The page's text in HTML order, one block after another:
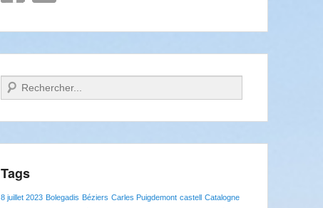
Recherche
Tags
8 juillet 2023 Bolegadis Béziers Carles Puigdemont castell Catalogne